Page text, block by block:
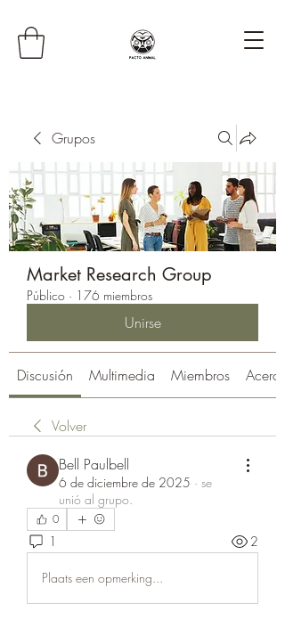
Grupos
Market Research Group
Público · 176 miembros
Unirse
Discusión Multimedia Miembros Acerca
Volver
Bell Paulbell
6 de diciembre de 2025 · se
unió al grupo.
0
1 2
Plaats een opmerking...